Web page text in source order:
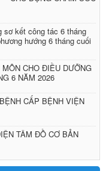
sơ kết công tác 6 tháng
hướng 6 tháng cuối
CHO ĐIỀU DƯỠNG
6 NĂM 2026
CẤP BỆNH VIỆN
TÂM ĐỒ CƠ BẢN